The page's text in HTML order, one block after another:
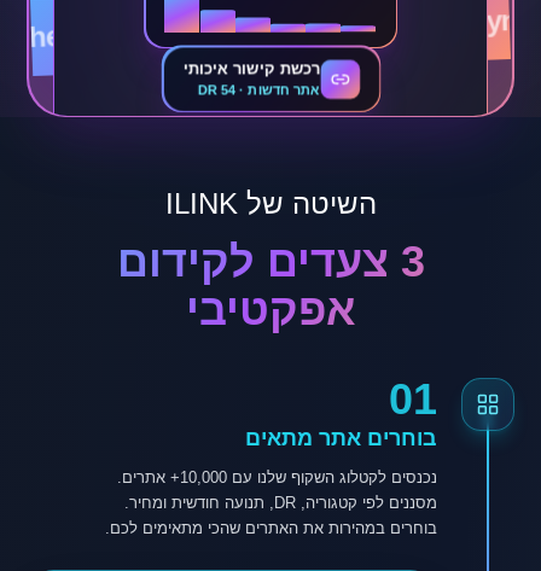
רכשת קישור איכותי
אתר חדשות · DR 54
globes
calcalist
walla
mako
TheMarker
השיטה של ILINK
3 צעדים לקידום
אפקטיבי
01
בוחרים אתר מתאים
בוחרים במהירות את האתרים שהכי מתאימים לכם.